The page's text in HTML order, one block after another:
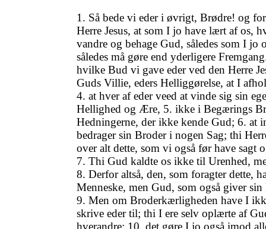
1. Så bede vi eder i øvrigt, Brødre! og
Herre Jesus, at som I jo have lært af os,
vandre og behage Gud, således som I jo
således må gøre end yderligere
hvilke Bud vi gave eder ved den Herre
Guds Villie, eders Helliggørelse, at I
4. at hver af eder veed at vinde sig sin
Hellighed og Ære, 5. ikke i Begærings
Hedningerne, der ikke kende Gud; 6. at
bedrager sin Broder i nogen Sag; thi
over alt dette, som vi også før have sagt
7. Thi Gud kaldte os ikke til Urenhed,
8. Derfor altså, den, som foragter dette,
Menneske, men Gud, som også giver
9. Men om Broderkærligheden have I
skrive eder til; thi I ere selv oplærte af